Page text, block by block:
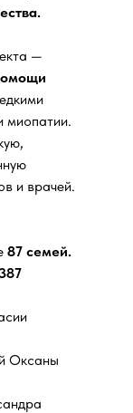
—
миопатии.
и врачей.
87 семей.
Оксаны